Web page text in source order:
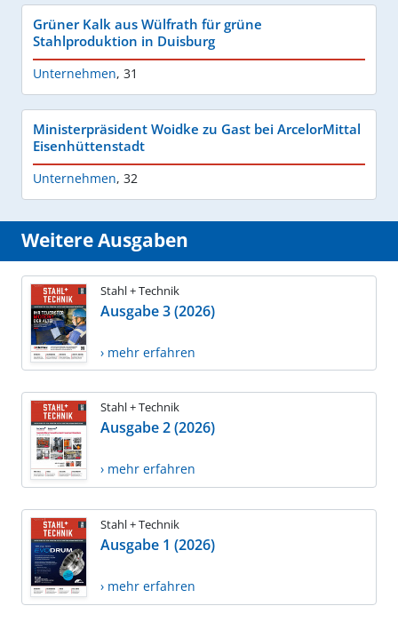
Grüner Kalk aus Wülfrath für grüne
Stahlproduktion in Duisburg
Unternehmen, 31
Ministerpräsident Woidke zu Gast bei ArcelorMittal
Eisenhüttenstadt
Unternehmen, 32
Weitere Ausgaben
Stahl + Technik
Ausgabe 3 (2026)
› mehr erfahren
Stahl + Technik
Ausgabe 2 (2026)
› mehr erfahren
Stahl + Technik
Ausgabe 1 (2026)
› mehr erfahren